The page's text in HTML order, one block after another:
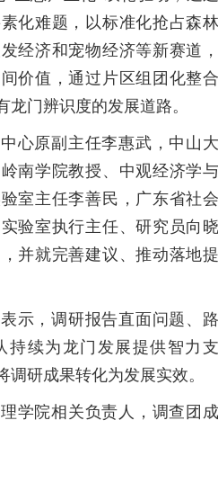
化难题，以标准化抢占森林
经济和宠物经济等新赛道，
价值，通过片区组团化整合
门辨识度的发展道路。
心原副主任李惠武，中山大
南学院教授、中观经济学与
室主任李善民，广东省社会
验室执行主任、研究员向晓
并就完善建议、推动落地提
示，调研报告直面问题、路
持续为龙门发展提供智力支
研成果转化为发展实效。
学院相关负责人，调查团成